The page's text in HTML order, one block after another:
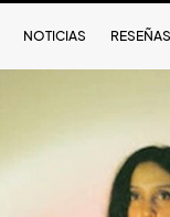
NOTICIAS RESEÑAS